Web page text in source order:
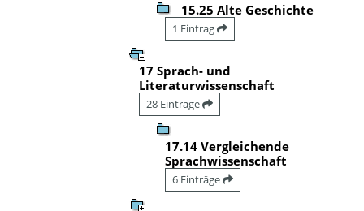
15.25 Alte Geschichte
1 Eintrag
17 Sprach- und
Literaturwissenschaft
28 Einträge
17.14 Vergleichende
Sprachwissenschaft
6 Einträge